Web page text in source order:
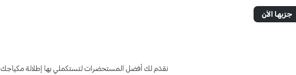
جرّبها الآن
نقدّم لك أفضل المستحضرات لتستكملي بها إطلالة مكياجك